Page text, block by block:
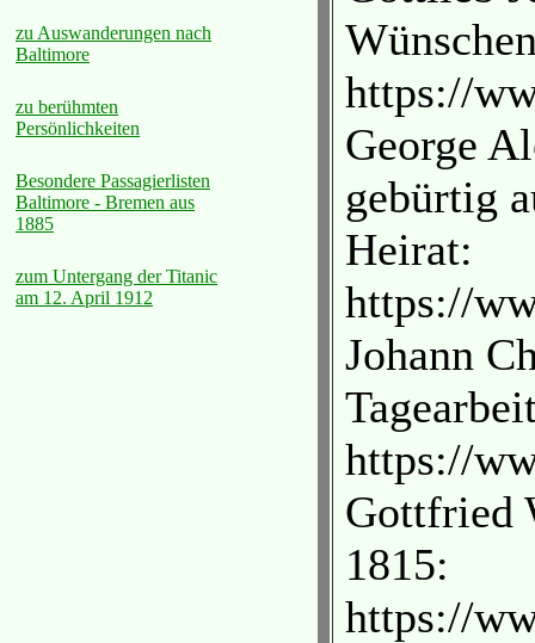
zu Auswanderungen nach
Baltimore
zu berühmten
Persönlichkeiten
Besondere Passagierlisten
Baltimore - Bremen aus
1885
zum Untergang der Titanic
am 12. April 1912
https://
George
gebürtig
Heirat:
https://
Johann
https://
Gottfried
1815:
https://